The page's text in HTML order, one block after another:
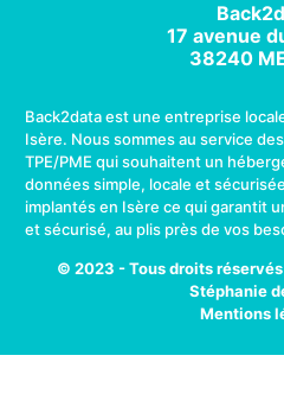
17 avenue
38240
Back2data est une entreprise
Isère. Nous sommes au service
TPE/PME qui souhaitent un
données simple, locale et
implantés en Isère ce qui garantit
et sécurisé, au plis près de vos
© 2023 - Tous droits
Stéphanie
Mentions